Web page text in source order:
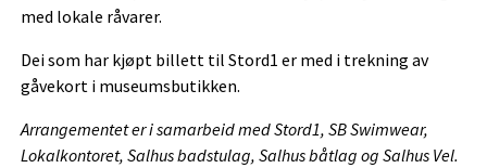
med lokale råvarer.
Dei som har kjøpt billett til Stord1 er med i trekning av
gåvekort i museumsbutikken.
Arrangementet er i samarbeid med Stord1, SB Swimwear,
Lokalkontoret, Salhus badstulag, Salhus båtlag og Salhus Vel.